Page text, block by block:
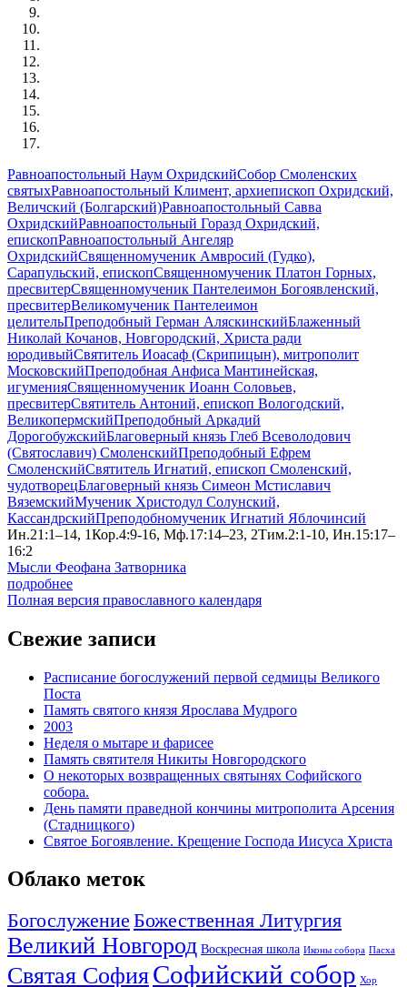
Равноапостольный Наум ОхридскийСобор Смоленских
святыхРавноапостольный Климент, архиепископ Охридский,
Величский (Болгарский)Равноапостольный Савва
ОхридскийРавноапостольный Горазд Охридский,
епископРавноапостольный Ангеляр
ОхридскийСвященномученик Амвросий (Гудко),
Сарапульский, епископСвященномученик Платон Горных,
пресвитерСвященномученик Пантелеимон Богоявленский,
пресвитерВеликомученик Пантелеимон
целительПреподобный Герман АляскинскийБлаженный
Николай Кочанов, Новгородский, Христа ради
юродивыйСвятитель Иоасаф (Скрипицын), митрополит
МосковскийПреподобная Анфиса Мантинейская,
игуменияСвященномученик Иоанн Соловьев,
пресвитерСвятитель Антоний, епископ Вологодский,
ВеликопермскийПреподобный Аркадий
ДорогобужскийБлаговерный князь Глеб Всеволодович
(Святославич) СмоленскийПреподобный Ефрем
СмоленскийСвятитель Игнатий, епископ Смоленский,
чудотворецБлаговерный князь Симеон Мстиславич
ВяземскийМученик Христодул Солунский,
КассандрскийПреподобномученик Игнатий Яблочинсий
Ин.21:1–14, 1Кор.4:9-16, Мф.17:14–23, 2Тим.2:1-10, Ин.15:17–
16:2
Мысли Феофана Затворника
подробнее
Полная версия православного календаря
Свежие записи
Расписание богослужений первой седмицы Великого
Поста
Память святого князя Ярослава Мудрого
2003
Неделя о мытаре и фарисее
Память святителя Никиты Новгородского
О некоторых возвращенных святынях Софийского
собора.
День памяти праведной кончины митрополита Арсения
(Стадницкого)
Святое Богоявление. Крещение Господа Иисуса Христа
Облако меток
Богослужение Божественная Литургия
Великий Новгород Воскресная школа Иконы собора Пасха
Святая СофияСофийский собор Хор